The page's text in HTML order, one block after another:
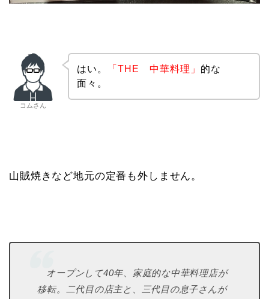
コムさん
はい。 「THE 中華料理」 的な
面々。
山賊焼きなど地元の定番も外しません。
オープンして40年、家庭的な中華料理店が
移転。二代目の店主と、三代目の息子さんが